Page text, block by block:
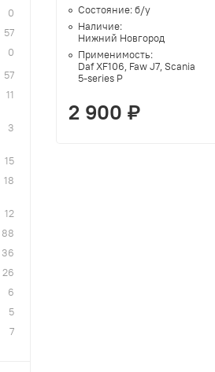
Состояние:б/у
Наличие:
Нижний Новгород
Применимость:
Daf XF106, Faw J7, Scania
5-series P
2 900 ₽
0
57
0
57
11
3
15
18
12
88
36
26
6
5
7